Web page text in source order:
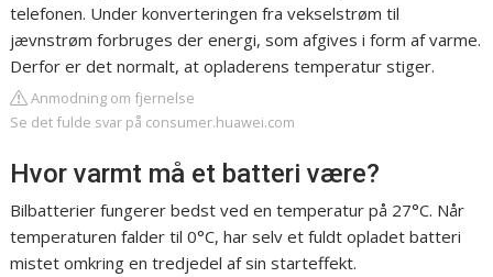
telefonen. Under konverteringen fra vekselstrøm til
jævnstrøm forbruges der energi, som afgives i form af varme.
Derfor er det normalt, at opladerens temperatur stiger.
Anmodning om fjernelse
Se det fulde svar på consumer.huawei.com
Hvor varmt må et batteri være?
Bilbatterier fungerer bedst ved en temperatur på 27°C. Når
temperaturen falder til 0°C, har selv et fuldt opladet batteri
mistet omkring en tredjedel af sin starteffekt.